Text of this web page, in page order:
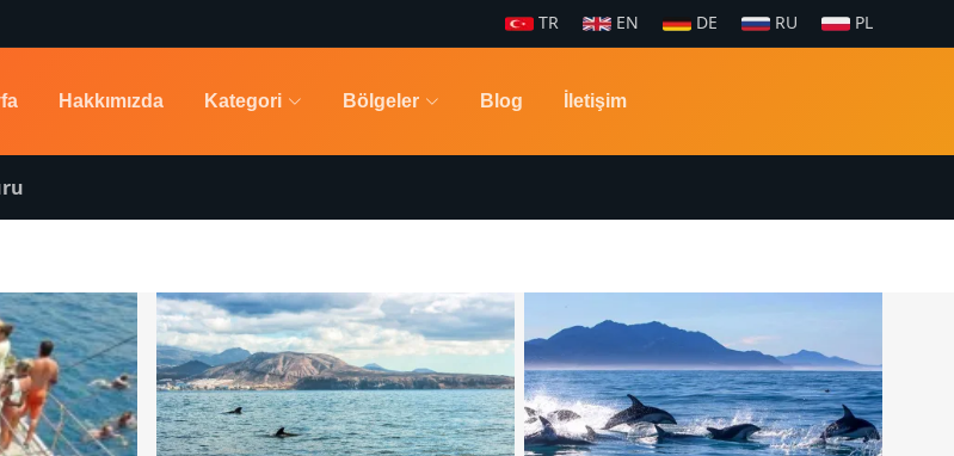
TR EN DE RU PL
Hakkımızda Kategori Bölgeler Blog İletişim